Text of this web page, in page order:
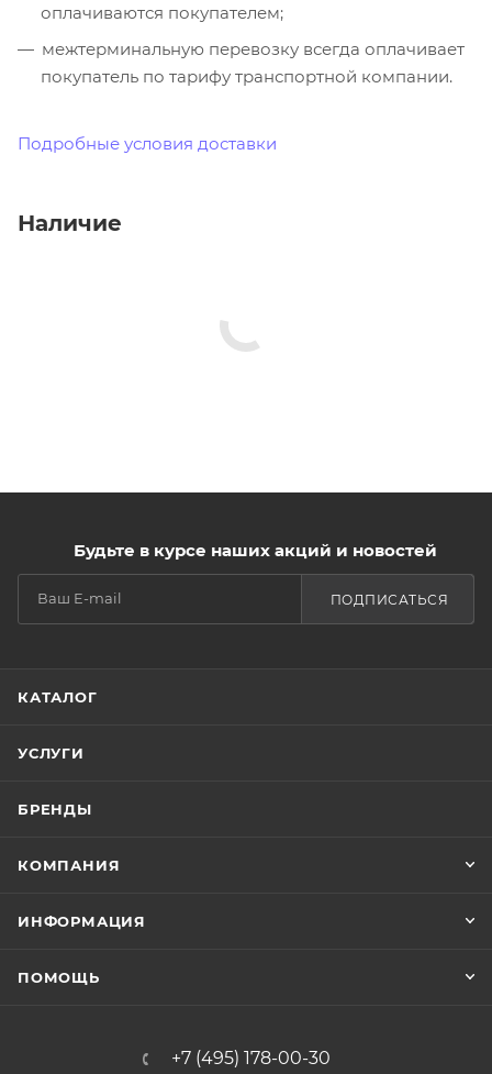
оплачиваются покупателем;
межтерминальную перевозку всегда оплачивает
покупатель по тарифу транспортной компании.
Подробные условия доставки
Наличие
Будьте в курсе наших акций и новостей
ПОДПИСАТЬСЯ
КАТАЛОГ
УСЛУГИ
БРЕНДЫ
КОМПАНИЯ
ИНФОРМАЦИЯ
ПОМОЩЬ
+7 (495) 178-00-30